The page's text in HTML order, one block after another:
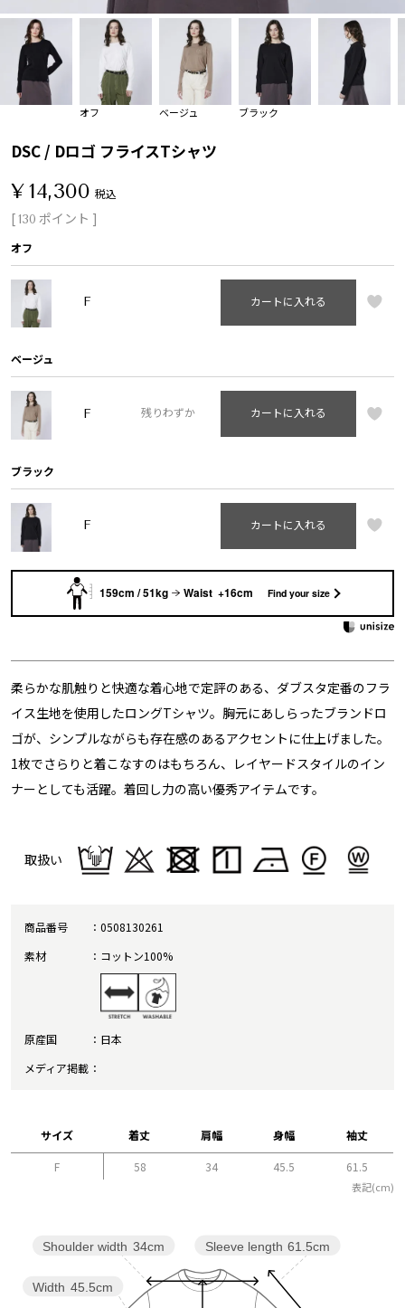
オフ ベージュ ブラック
DSC / Dロゴ フライスTシャツ
¥14,300 税込
[130 ポイント ]
オフ
F カートに入れる
ベージュ
F 残りわずか カートに入れる
ブラック
F カートに入れる
159cm / 51kg Waist +16cm Find your size
柔らかな肌触りと快適な着心地で定評のある、ダブスタ定番のフラ
イス生地を使用したロングTシャツ。胸元にあしらったブランドロ
ゴが、シンプルながらも存在感のあるアクセントに仕上げました。
1枚でさらりと着こなすのはもちろん、レイヤードスタイルのイン
ナーとしても活躍。着回し力の高い優秀アイテムです。
取扱い
商品番号
0508130261
素材
コットン100%
原産国
日本
メディア掲載
サイズ 着丈 肩幅 身幅 袖丈
F 58 34 45.5 61.5
表記(cm)
Sleeve length 61.5cm
Width 45.5cm
Shoulder width 34cm